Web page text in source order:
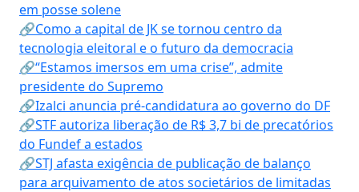
em posse solene
🔗Como a capital de JK se tornou centro da
tecnologia eleitoral e o futuro da democracia
🔗“Estamos imersos em uma crise”, admite
presidente do Supremo
🔗Izalci anuncia pré-candidatura ao governo do DF
🔗STF autoriza liberação de R$ 3,7 bi de precatórios
do Fundef a estados
🔗STJ afasta exigência de publicação de balanço
para arquivamento de atos societários de limitadas